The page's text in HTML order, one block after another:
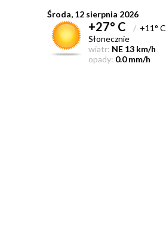
Środa, 12 sierpnia 2026
+27° C /+11° C
Słonecznie
wiatr: NE 13 km/h
opady: 0.0 mm/h